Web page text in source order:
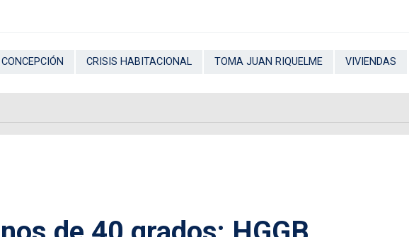
CONCEPCIÓN CRISIS HABITACIONAL TOMA JUAN RIQUELME VIVIENDAS